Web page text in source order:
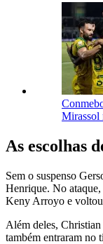
Mirassol
As escolhas
Sem o suspenso
Henrique. No
Keny Arroyo e voltou
Além deles, Christian
também entraram no